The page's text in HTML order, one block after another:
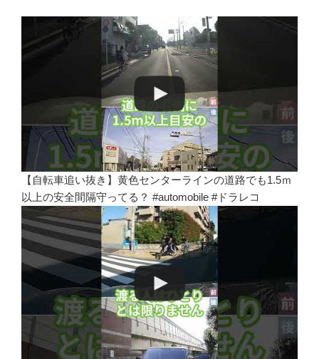
【自転車追い抜き】黄色センターラインの道路でも1.5ｍ
以上の安全間隔守ってる？ #automobile #ドラレコ